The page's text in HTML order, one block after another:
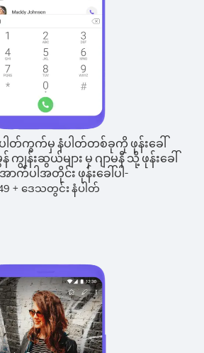
ပါတ်ကွက်မှ နံပါတ်တစ်ခုကို ဖုန်းခေါ်
ျွန်းဆွယ်များ မှ ဂျာမနီ သို့ ဖုန်းခေါ်
ာက်ပါအတိုင်း ဖုန်းခေါ်ပါ-
+ ဒေသတွင်း နံပါတ်